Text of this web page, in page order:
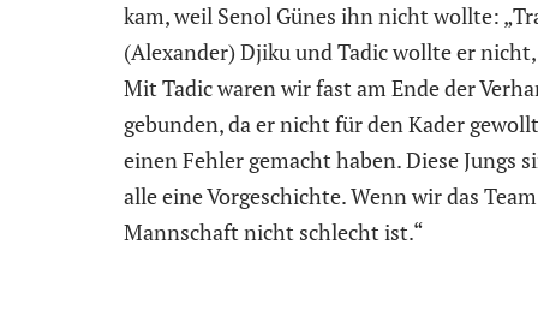
kam, weil Senol Günes ihn nicht wollte:
(Alexander) Djiku und Tadic wollte er
Mit Tadic waren wir fast am Ende der
gebunden, da er nicht für den Kader
einen Fehler gemacht haben. Diese Jungs
alle eine Vorgeschichte. Wenn wir das
Mannschaft nicht schlecht ist.“